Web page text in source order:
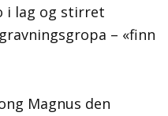
i lag og stirret
– «finn
Magnus den